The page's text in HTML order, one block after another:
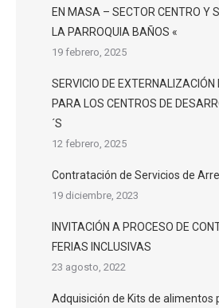
EN MASA – SECTOR CENTRO Y
LA PARROQUIA BAÑOS «
19 febrero, 2025
SERVICIO DE EXTERNALIZACIÓN
PARA LOS CENTROS DE
´S
12 febrero, 2025
Contratación de Servicios de
19 diciembre, 2023
INVITACIÓN A PROCESO DE
FERIAS INCLUSIVAS
23 agosto, 2022
Adquisición de Kits de alimentos